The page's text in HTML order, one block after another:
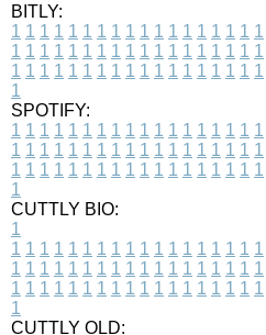
BITLY:
1 1 1 1 1 1 1 1 1 1 1 1 1 1 1 1 1 1
1 1 1 1 1 1 1 1 1 1 1 1 1 1 1 1 1 1
1 1 1 1 1 1 1 1 1 1 1 1 1 1 1 1 1 1
1
SPOTIFY:
1 1 1 1 1 1 1 1 1 1 1 1 1 1 1 1 1 1
1 1 1 1 1 1 1 1 1 1 1 1 1 1 1 1 1 1
1 1 1 1 1 1 1 1 1 1 1 1 1 1 1 1 1 1
1
CUTTLY BIO:
1
1 1 1 1 1 1 1 1 1 1 1 1 1 1 1 1 1 1
1 1 1 1 1 1 1 1 1 1 1 1 1 1 1 1 1 1
1 1 1 1 1 1 1 1 1 1 1 1 1 1 1 1 1 1
1
CUTTLY OLD: